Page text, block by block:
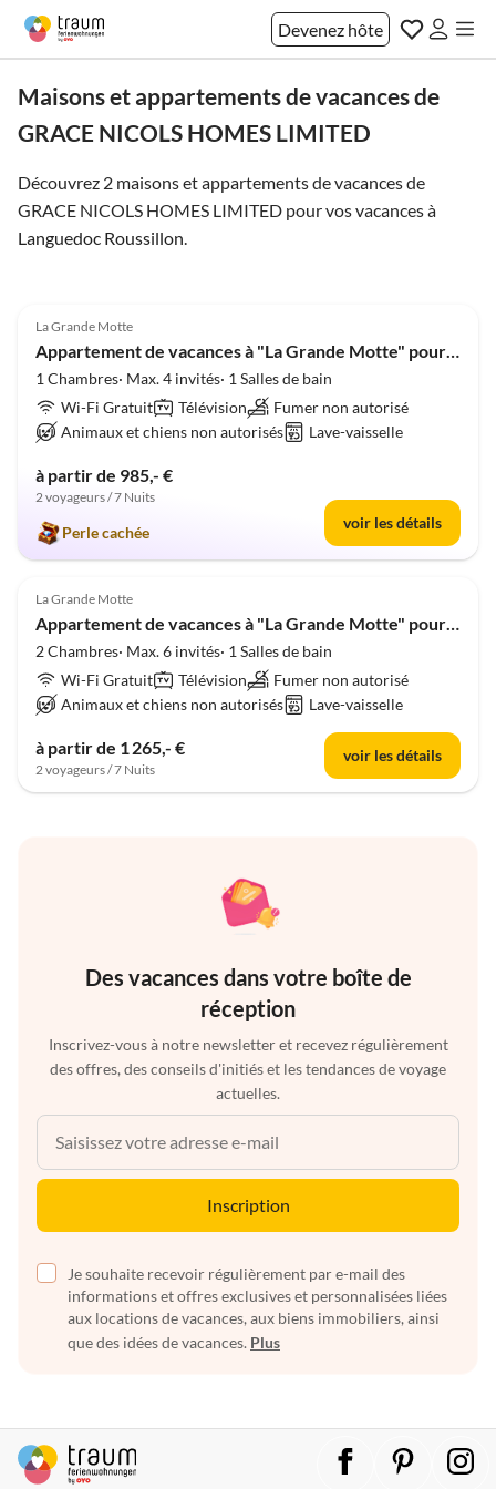
Devenez hôte
Maisons et appartements de vacances de
GRACE NICOLS HOMES LIMITED
Découvrez 2 maisons et appartements de vacances de
GRACE NICOLS HOMES LIMITED pour vos vacances à
Languedoc Roussillon.
La Grande Motte
Appartement de vacances à "La Grande Motte" pour 4 personnes
1 Chambres· Max. 4 invités· 1 Salles de bain
Wi-Fi Gratuit
Télévision
Fumer non autorisé
Animaux et chiens non autorisés
Lave-vaisselle
à partir de 985,- €
2 voyageurs / 7 Nuits
Perle cachée
voir les détails
La Grande Motte
Appartement de vacances à "La Grande Motte" pour 6 personnes
2 Chambres· Max. 6 invités· 1 Salles de bain
Wi-Fi Gratuit
Télévision
Fumer non autorisé
Animaux et chiens non autorisés
Lave-vaisselle
à partir de 1 265,- €
2 voyageurs / 7 Nuits
voir les détails
Des vacances dans votre boîte de
réception
Inscrivez-vous à notre newsletter et recevez régulièrement
des offres, des conseils d'initiés et les tendances de voyage
actuelles.
Inscription
Je souhaite recevoir régulièrement par e-mail des
informations et offres exclusives et personnalisées liées
aux locations de vacances, aux biens immobiliers, ainsi
que des idées de vacances. Plus